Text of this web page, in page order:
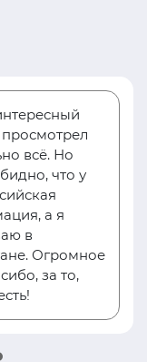
просмотрел
всё. Но
что у
а я
в
Огромное
за то,